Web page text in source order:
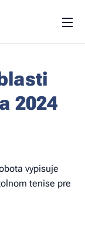
2024
vypisuje
tenise pre